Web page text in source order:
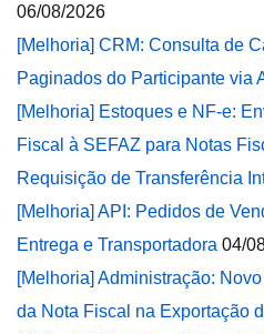
06/08/2026
[Melhoria] CRM: Consulta de
Paginados do Participante via
[Melhoria] Estoques e NF-e:
Fiscal à SEFAZ para Notas
Requisição de Transferência
[Melhoria] API: Pedidos de
Entrega e Transportadora 04/
[Melhoria] Administração:
da Nota Fiscal na Exportação